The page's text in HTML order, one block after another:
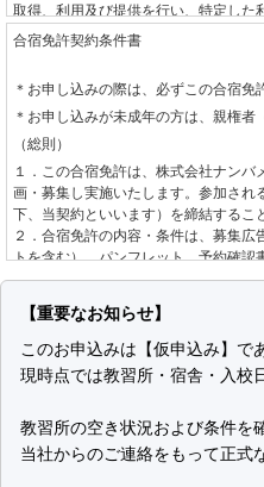
取得、利用及び提供を行い、特定した
人情報を取り扱うことはありません。
2．個人情報に関する法令や指針、規
個人情報に関する法令・国が定める指
3．個人情報の安全管理について
個人情報への不正アクセスや、個人情
して、合理的な防止並びに是正措置を
4．個人情報に関する苦情及び相談につ
5．個人情報保護の取り組み（個人情
す。
制定日 2001年6月1日
株式会社ナンバメイト
代表取締役 時野 学
合宿免許契約条件書
＊お申し込みの際は、必ずこの合宿免
＊お申し込みが未成年の方は、親権者
（総則）
１．この合宿免許は、株式会社ナン
画・募集し実施いたします。参加され
下、当契約といいます）を締結するこ
２．合宿免許の内容・条件は、募集
トを含む）、パンフレット、予約確認
標準旅行業約款募集企画旅行契約の部
（お申し込みとご契約の成立）
の希望を承り、道路交通法、自動車教
が手配を承諾する旨をお客様へ回答し
ただきます。
２．お申し込み後、当社が指定する期
全額をお支払いいただいた場合に当契
【重要なお知らせ】
このお申込みは【仮申込み】で
現時点では教習所・宿舎・入校
教習所の空き状況および条件を
当社からのご連絡をもって正式